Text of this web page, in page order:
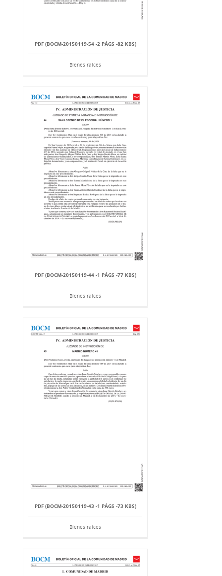
PDF (BOCM-20150119-54 -2 PÁGS -82 KBS)
Bienes raíces
PDF (BOCM-20150119-44 -1 PÁGS -77 KBS)
Bienes raíces
PDF (BOCM-20150119-43 -1 PÁGS -73 KBS)
Bienes raíces